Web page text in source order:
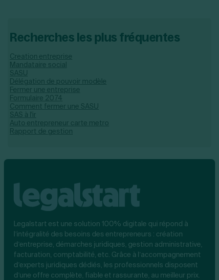
Recherches les plus fréquentes
Creation entreprise
Mandataire social
SASU
Délégation de pouvoir modèle
Fermer une entreprise
Formulaire 2074
Comment fermer une SASU
SAS à l'ir
Auto entrepreneur carte metro​
Rapport de gestion
Legalstart est une solution 100% digitale qui répond à
l’intégralité des besoins des entrepreneurs : création
d’entreprise, démarches juridiques, gestion administrative,
facturation, comptabilité, etc. Grâce à l’accompagnement
d’experts juridiques dédiés, les professionnels disposent
d’une offre complète, fiable et rassurante, au meilleur prix.